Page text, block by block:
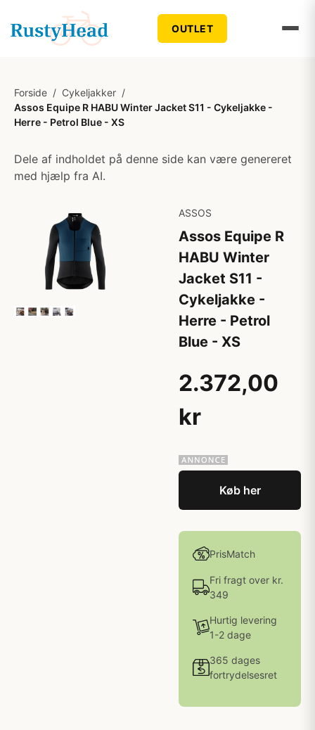
OUTLET
Forside / Cykeljakker /
Assos Equipe R HABU Winter Jacket S11 - Cykeljakke -
Herre - Petrol Blue - XS
Dele af indholdet på denne side kan være genereret
med hjælp fra AI.
ASSOS
Assos Equipe R
HABU Winter
Jacket S11 -
Cykeljakke -
Herre - Petrol
Blue - XS
2.372,00
kr
Køb her
PrisMatch
Fri fragt over kr.
349
Hurtig levering
1-2 dage
365 dages
fortrydelsesret